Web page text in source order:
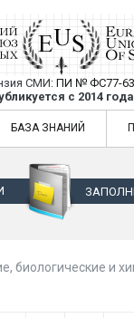
Союз
СМИ:ПИ № ФС77-
с 2014 года
— публикация
БАЗА ЗНАНИЙ
биологические и